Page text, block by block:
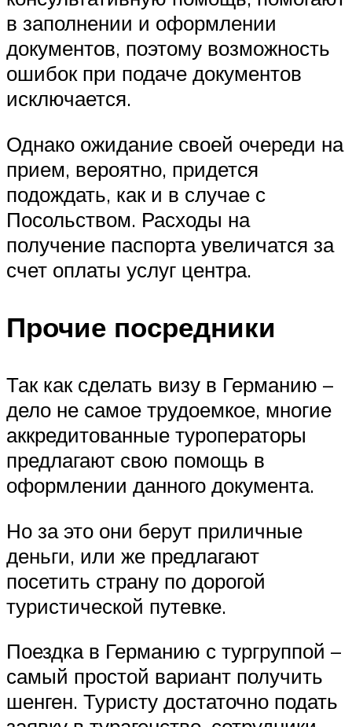
в заполнении и оформлении
документов, поэтому возможность
ошибок при подаче документов
исключается.
Однако ожидание своей очереди на
прием, вероятно, придется
подождать, как и в случае с
Посольством. Расходы на
получение паспорта увеличатся за
счет оплаты услуг центра.
Прочие посредники
Так как сделать визу в Германию –
дело не самое трудоемкое, многие
аккредитованные туроператоры
предлагают свою помощь в
оформлении данного документа.
Но за это они берут приличные
деньги, или же предлагают
посетить страну по дорогой
туристической путевке.
Поездка в Германию с тургруппой –
самый простой вариант получить
шенген. Туристу достаточно подать